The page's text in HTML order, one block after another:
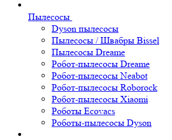
Пылесосы
Dyson пылесосы
Пылесосы / Швабры Bissel
Пылесосы Dreame
Робот-пылесосы Dreame
Робот-пылесосы Neabot
Робот-пылесосы Roborock
Робот-пылесосы Xiaomi
Роботы Ecovacs
Роботы-пылесосы Dyson